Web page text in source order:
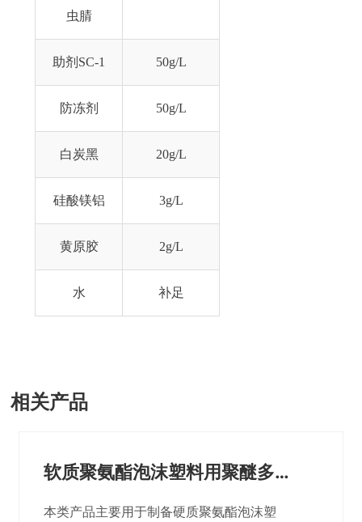
虫腈
助剂SC-1 50g/L
防冻剂 50g/L
白炭黑 20g/L
硅酸镁铝 3g/L
黄原胶 2g/L
水 补足
相关产品
软质聚氨酯泡沫塑料用聚醚多元
醇
本类产品主要用于制备硬质聚氨酯泡沫塑